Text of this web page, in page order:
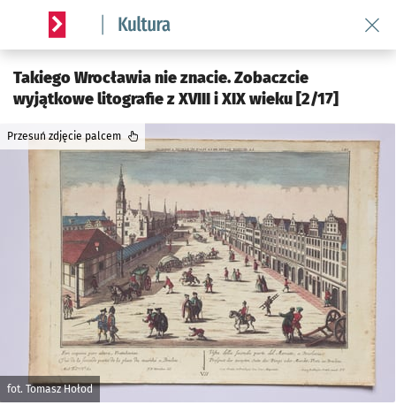
Serwis informacyjny wroclaw.pl podserwis: Kultura
Takiego Wrocławia nie znacie. Zobaczcie
wyjątkowe litografie z XVIII i XIX wieku [2/17]
fot. Tomasz Hołod
Przesuń zdjęcie palcem